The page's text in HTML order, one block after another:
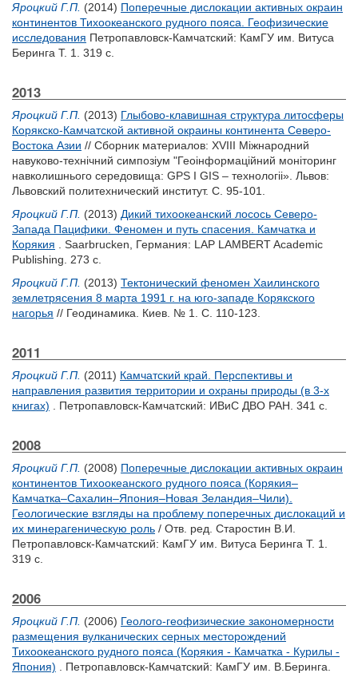
Яроцкий Г.П. (2014) Поперечные дислокации активных окраин
континентов Тихоокеанского рудного пояса. Геофизические
исследования Петропавловск-Камчатский: КамГУ им. Витуса
Беринга Т. 1. 319 с.
2013
Яроцкий Г.П. (2013) Глыбово-клавишная структура литосферы
Корякско-Камчатской активной окраины континента Северо-
Востока Азии // Сборник материалов: XVIII Мiжнародний
навуково-технiчний симпозiум "Геоiнформацiйний монiторинг
навколишнього середовища: GPS I GIS – технологii». Львов:
Львовский политехнический институт. С. 95-101.
Яроцкий Г.П. (2013) Дикий тихоокеанский лосось Северо-
Запада Пацифики. Феномен и путь спасения. Камчатка и
Корякия . Saarbrucken, Германия: LAP LAMBERT Academic
Publishing. 273 с.
Яроцкий Г.П. (2013) Тектонический феномен Хаилинского
землетрясения 8 марта 1991 г. на юго-западе Корякского
нагорья // Геодинамика. Киев. № 1. С. 110-123.
2011
Яроцкий Г.П. (2011) Камчатский край. Перспективы и
направления развития территории и охраны природы (в 3-х
книгах) . Петропавловск-Камчатский: ИВиС ДВО РАН. 341 с.
2008
Яроцкий Г.П. (2008) Поперечные дислокации активных окраин
континентов Тихоокеанского рудного пояса (Корякия–
Камчатка–Сахалин–Япония–Новая Зеландия–Чили).
Геологические взгляды на проблему поперечных дислокаций и
их минерагеническую роль / Отв. ред. Старостин В.И.
Петропавловск-Камчатский: КамГУ им. Витуса Беринга Т. 1.
319 с.
2006
Яроцкий Г.П. (2006) Геолого-геофизические закономерности
размещения вулканических серных месторождений
Тихоокеанского рудного пояса (Корякия - Камчатка - Курилы -
Япония) . Петропавловск-Камчатский: КамГУ им. В.Беринга.